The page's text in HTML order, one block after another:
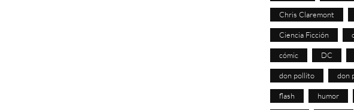
Chris Claremont
Ciencia Ficción
cómic DC
don pollito don
flash humor